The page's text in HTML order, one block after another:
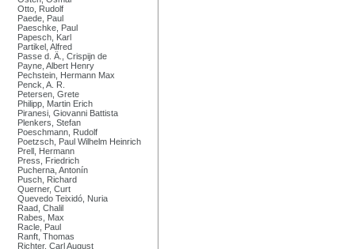
Otto, Rudolf
Paede, Paul
Paeschke, Paul
Papesch, Karl
Partikel, Alfred
Passe d. Ä., Crispijn de
Payne, Albert Henry
Pechstein, Hermann Max
Penck, A. R.
Petersen, Grete
Philipp, Martin Erich
Piranesi, Giovanni Battista
Plenkers, Stefan
Poeschmann, Rudolf
Poetzsch, Paul Wilhelm Heinrich
Prell, Hermann
Press, Friedrich
Pucherna, Antonín
Pusch, Richard
Querner, Curt
Quevedo Teixidó, Nuria
Raad, Chalil
Rabes, Max
Racle, Paul
Ranft, Thomas
Richter, Carl August